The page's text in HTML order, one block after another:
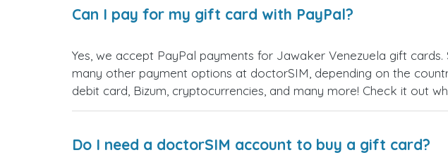
Can I pay for my gift card with PayPal?
Yes, we accept PayPal payments for Jawaker Venezuela gift
many other payment options at doctorSIM, depending on the
debit card, Bizum, cryptocurrencies, and many more! Check it out
Do I need a doctorSIM account to buy a gift card?